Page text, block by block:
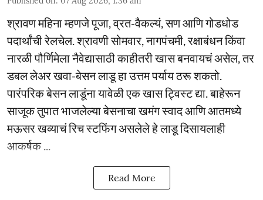
श्रावण महिना म्हणजे पूजा, व्रत-वैकल्यं, सण आणि गोडधोड
पदार्थांची रेलचेल. श्रावणी सोमवार, नागपंचमी, रक्षाबंधन किंवा
नारळी पौर्णिमेला नैवेद्यासाठी काहीतरी खास बनवायचं असेल, तर
डबल लेअर खवा-बेसन लाडू हा उत्तम पर्याय ठरू शकतो.
पारंपरिक बेसन लाडूंना यावेळी एक खास ट्विस्ट द्या. बाहेरून
साजूक तुपात भाजलेल्या बेसनाचा खमंग स्वाद आणि आतमध्ये
मऊसर खव्याचं रिच स्टफिंग असलेले हे लाडू दिसायलाही
आकर्षक ...
Read More